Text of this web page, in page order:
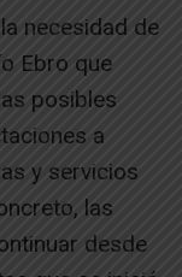
necesidad de
Ebro que
posibles
a
y servicios
las
desde